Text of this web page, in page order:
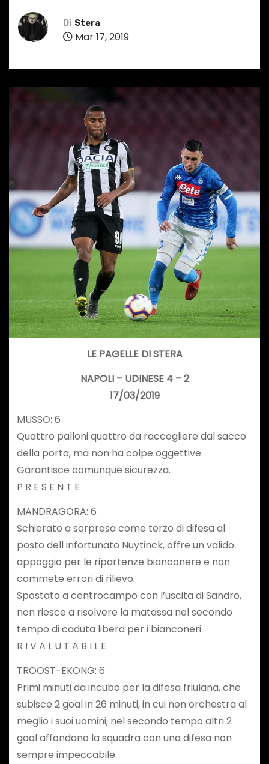
Di Stera
Mar 17, 2019
LE PAGELLE DI STERA
NAPOLI – UDINESE 4 – 2
17/03/2019
MUSSO: 6
Quattro palloni quattro da raccogliere dal sacco
della porta, ma non ha colpe oggettive.
Garantisce comunque sicurezza.
P R E S E N T E
MANDRAGORA: 6
Schierato a sorpresa come terzo di difesa al
posto dell infortunato Nuytinck, offre un valido
appoggio per le ripartenze bianconere e non
commete errori di rilievo.
Spostato a centrocampo con l’uscita di Sandro,
non riesce a risolvere la matassa nel secondo
tempo di caduta libera per i bianconeri
R I V A L U T A B I L E
TROOST-EKONG: 6
Primi minuti da incubo per la difesa friulana, che
subisce 2 goal in 26 minuti, in cui non orchestra al
meglio i suoi uomini, nel secondo tempo altri 2
goal affondano la squadra con una difesa non
sempre impeccabile.